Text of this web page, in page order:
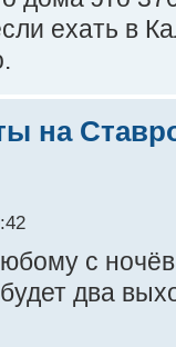
ехать в
на
с
два